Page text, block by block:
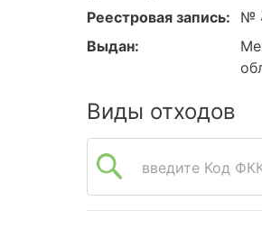
Реестровая запись:
№
Выдан:
Виды отходов
введите Код